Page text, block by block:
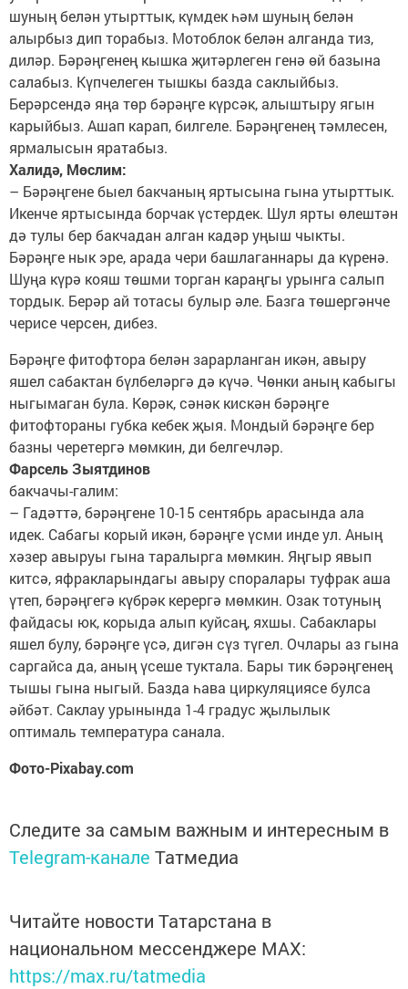
шуның белән утырттык, күмдек һәм шуның белән
алырбыз дип торабыз. Мотоблок белән алганда тиз,
диләр. Бәрәңгенең кышка җитәрлеген генә өй базына
салабыз. Күпчелеген тышкы базда саклыйбыз.
Берәрсендә яңа төр бәрәңге күрсәк, алыштыру ягын
карыйбыз. Ашап карап, билгеле. Бәрәңгенең тәмлесен,
ярмалысын яратабыз.
Халидә, Мөслим:
– Бәрәңгене быел бакчаның яртысына гына утырттык.
Икенче яртысында борчак үстердек. Шул ярты өлештән
дә тулы бер бакчадан алган кадәр уңыш чыкты.
Бәрәңге нык эре, арада чери башлаганнары да күренә.
Шуңа күрә кояш төшми торган караңгы урынга салып
тордык. Берәр ай тотасы булыр әле. Базга төшергәнче
черисе черсен, дибез.
Бәрәңге фитофтора белән зарарланган икән, авыру
яшел сабактан бүлбеләргә дә күчә. Чөнки аның кабыгы
ныгымаган була. Көрәк, сәнәк кискән бәрәңге
фитофтораны губка кебек җыя. Мондый бәрәңге бер
базны черетергә мөмкин, ди белгечләр.
Фарсель Зыятдинов
бакчачы-галим:
– Гадәттә, бәрәңгене 10-15 сентябрь арасында ала
идек. Сабагы корый икән, бәрәңге үсми инде ул. Аның
хәзер авыруы гына таралырга мөмкин. Яңгыр явып
китсә, яфракларындагы авыру споралары туфрак аша
үтеп, бәрәңгегә күбрәк керергә мөмкин. Озак тотуның
файдасы юк, корыда алып куйсаң, яхшы. Сабаклары
яшел булу, бәрәңге үсә, дигән сүз түгел. Очлары аз гына
саргайса да, аның үсеше туктала. Бары тик бәрәңгенең
тышы гына ныгый. Базда һава циркуляциясе булса
әйбәт. Саклау урынында 1-4 градус җылылык
оптималь температура санала.
Фото-Pixabay.com
Следите за самым важным и интересным в
Telegram-канале Татмедиа
Читайте новости Татарстана в
национальном мессенджере MАХ:
https://max.ru/tatmedia